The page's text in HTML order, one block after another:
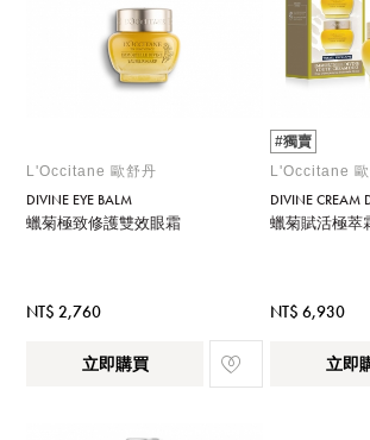
L'Occitane 歐舒丹
DIVINE EYE BALM
蠟菊極致修護雙效眼霜
NT$ 2,760
立即購買
#獨賣
L'Occitane
DIVINE CREAM
蠟菊賦活極萃
NT$ 6,930
立即